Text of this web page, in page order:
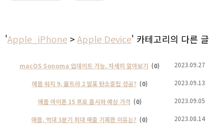
'Apple_iPhone >Apple Device' 카테고리의 다른 글
macOS Sonoma 업데이트 가능. 자세히 알아보기 (0) 2023.09.27
애플 워치 9, 울트라 2 발표 탄소중립 성공? (0) 2023.09.13
애플 아이폰 15 프로 출시와 예상 가격 (0) 2023.09.05
애플, 역대 3분기 최대 매출 기록한 이유는? (0) 2023.08.14